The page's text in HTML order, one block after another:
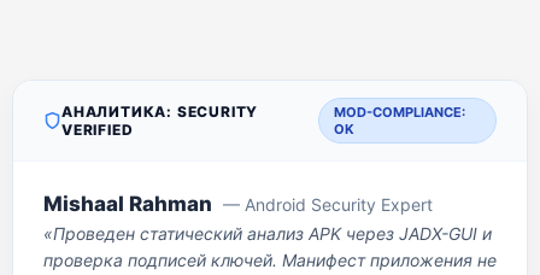
АНАЛИТИКА: SECURITY
VERIFIED
MOD-COMPLIANCE:
OK
Mishaal Rahman — Android Security Expert
«Проведен статический анализ APK через JADX-GUI и
проверка подписей ключей. Манифест приложения не